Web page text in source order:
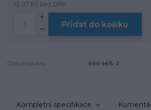
52,07 Kč bez DPH
Přidat do košíku
Číslo produktu: 600-M/S-2
Kompletní specifikace